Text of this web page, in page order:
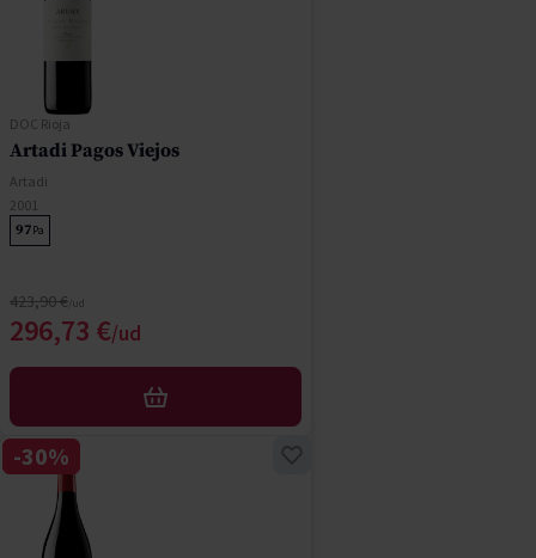
DOC Rioja
Artadi Pagos Viejos
Artadi
2001
97Pa
Precio especial
296,73 €
Precio normal
423,90 €
AÑADIR
-30%